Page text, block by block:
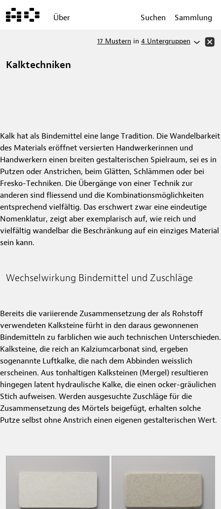
Kalktechniken
17 Mustern in 4 Untergruppen
Kalk hat als Bindemittel eine lange Tradition. Die Wandelbarkeit
des Materials eröffnet versierten Handwerkerinnen und
Handwerkern einen breiten gestalterischen Spielraum, sei es in
Putzen oder Anstrichen, beim Glätten, Schlämmen oder bei
Fresko-Techniken. Die Übergänge von einer Technik zur
anderen sind fliessend und die Kombinationsmöglichkeiten
entsprechend vielfältig. Das erschwert zwar eine eindeutige
Nomenklatur, zeigt aber exemplarisch auf, wie reich und
vielfältig wandelbar die Beschränkung auf ein einziges Material
sein kann.
Wechselwirkung Bindemittel und Zuschläge
Bereits die variierende Zusammensetzung der als Rohstoff
verwendeten Kalksteine fürht in den daraus gewonnenen
Bindemitteln zu farblichen wie auch technischen Unterschieden.
Kalksteine, die reich an Kalziumcarbonat sind, ergeben
sogenannte Luftkalke, die nach dem Abbinden weisslich
erscheinen. Aus tonhaltigen Kalksteinen (Mergel) resultieren
hingegen latent hydraulische Kalke, die einen ocker-gräulichen
Stich aufweisen. Werden ausgesuchte Zuschläge für die
Zusammensetzung des Mörtels beigefügt, erhalten solche
Putze selbst ohne Anstrich einen eigenen gestalterischen Wert.
Über Suchen Sammlung